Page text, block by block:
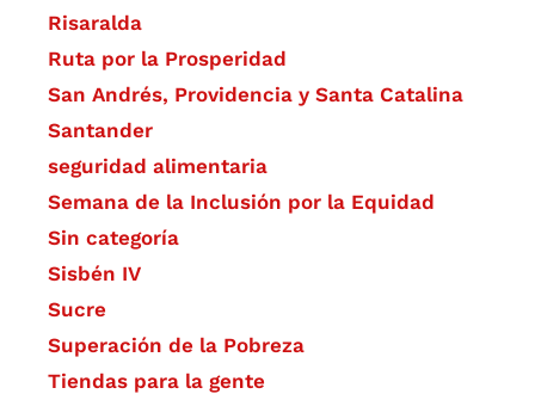
Risaralda
Ruta por la Prosperidad
San Andrés, Providencia y Santa Catalina
Santander
seguridad alimentaria
Semana de la Inclusión por la Equidad
Sin categoría
Sisbén IV
Sucre
Superación de la Pobreza
Tiendas para la gente